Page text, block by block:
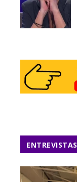
ENTREVISTAS